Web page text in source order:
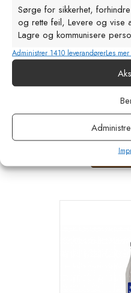
Sørge for sikkerhet,
og rette feil, Levere og vise
Lagre og kommunisere
Administrer 1410 leverandørerLes
kr
Legg i